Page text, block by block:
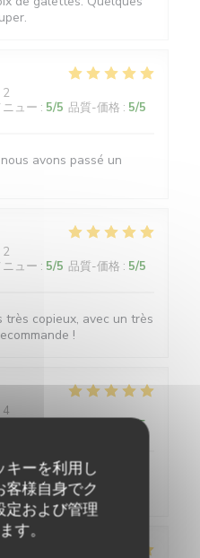
キーを利用し
客様自身でク
定および管理
す。
ニュー : 5/5 品質-価格 : 5/5
avons passé un
2
ニュー : 5/5 品質-価格 : 5/5
copieux, avec un très
!
/5
délicieuses aux
très raisonnable.